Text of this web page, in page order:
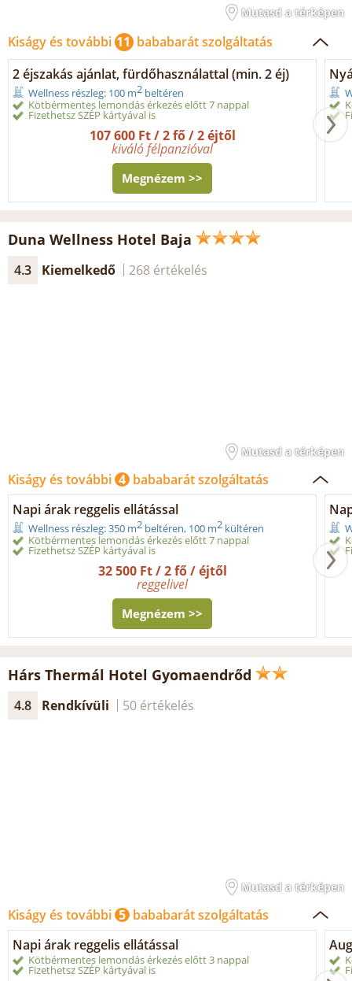
Mutasd a térképen
Kiságy és további 11 bababarát szolgáltatás
2 éjszakás ajánlat, fürdőhasználattal (min. 2 éj)
Wellness részleg: 100 m2 beltéren
Kötbérmentes lemondás érkezés előtt 7 nappal
Fizethetsz SZÉP kártyával is
107 600 Ft / 2 fő / 2 éjtől
kiváló félpanzióval
Megnézem >>
Duna Wellness Hotel Baja
4.3 Kiemelkedő 268 értékelés
Mutasd a térképen
Kiságy és további 4 bababarát szolgáltatás
Napi árak reggelis ellátással
Wellness részleg: 350 m2 beltéren, 100 m2 kültéren
Kötbérmentes lemondás érkezés előtt 7 nappal
Fizethetsz SZÉP kártyával is
32 500 Ft / 2 fő / éjtől
reggelivel
Megnézem >>
Hárs Thermál Hotel Gyomaendrőd
4.8 Rendkívüli 50 értékelés
Mutasd a térképen
Kiságy és további 5 bababarát szolgáltatás
Napi árak reggelis ellátással
Kötbérmentes lemondás érkezés előtt 3 nappal
Fizethetsz SZÉP kártyával is